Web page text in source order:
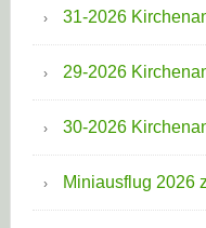
31-2026
29-2026
30-2026
Miniausflug 2026